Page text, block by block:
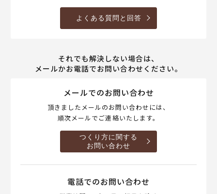
よくある質問と回答
それでも解決しない場合は、
メールかお電話でお問い合わせください。
メールでのお問い合わせ
頂きましたメールのお問い合わせには、
順次メールでご連絡いたします。
つくり方に関する
お問い合わせ
電話でのお問い合わせ